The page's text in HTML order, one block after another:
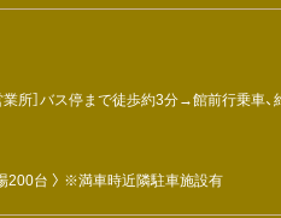
業所］バス停まで徒歩約3分→館前行乗車、
200台 〉 ※満車時近隣駐車施設有